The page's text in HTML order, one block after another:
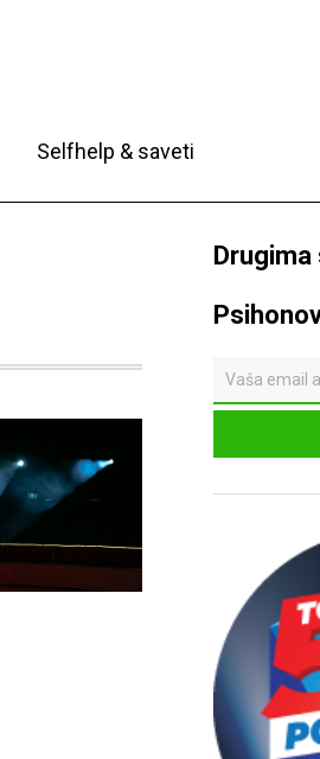
Selfhelp & saveti
Drugima